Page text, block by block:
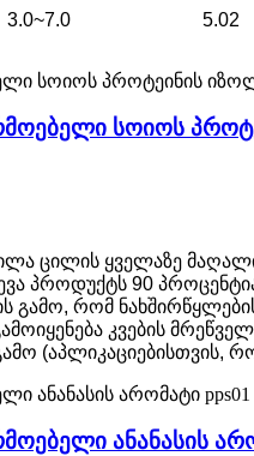
3.0~7.0 5.02
სოიოს
ცილის ყველაზე
პროდუქტს 90
გამო, რომ
კვების
(აპლიკაციებისთვის,
ანანასის